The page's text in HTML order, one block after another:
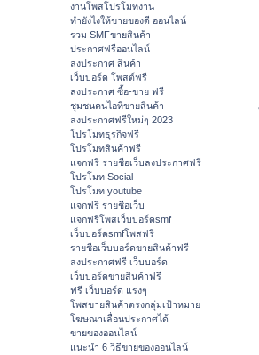
งานโพสโปรโมทงาน
ทํายังไงให้ขายของดี ออนไลน์
รวม SMFขายสินค้า
ประกาศฟรีออนไลน์
ลงประกาศ สินค้า
เว็บบอร์ด โพสต์ฟรี
ลงประกาศ ซื้อ-ขาย ฟรี
ชุมชนคนไอทีขายสินค้า
ลงประกาศฟรีใหม่ๆ 2023
โปรโมทธุรกิจฟรี
โปรโมทสินค้าฟรี
แจกฟรี รายชื่อเว็บลงประกาศฟรี
โปรโมท Social
โปรโมท youtube
แจกฟรี รายชื่อเว็บ
แจกฟรีโพสเว็บบอร์ดsmf
เว็บบอร์ดsmfโพสฟรี
รายชื่อเว็บบอร์ดขายสินค้าฟรี
ลงประกาศฟรี เว็บบอร์ด
เว็บบอร์ดขายสินค้าฟรี
ฟรี เว็บบอร์ด แรงๆ
โพสขายสินค้าตรงกลุ่มเป้าหมาย
โฆษณาเลื่อนประกาศได้
ขายของออนไลน์
แนะนำ 6 วิธีขายของออนไลน์